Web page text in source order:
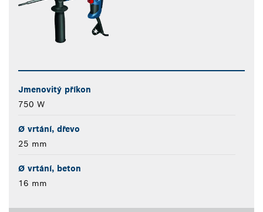
Jmenovitý příkon
750 W
Ø vrtání, dřevo
25 mm
Ø vrtání, beton
16 mm